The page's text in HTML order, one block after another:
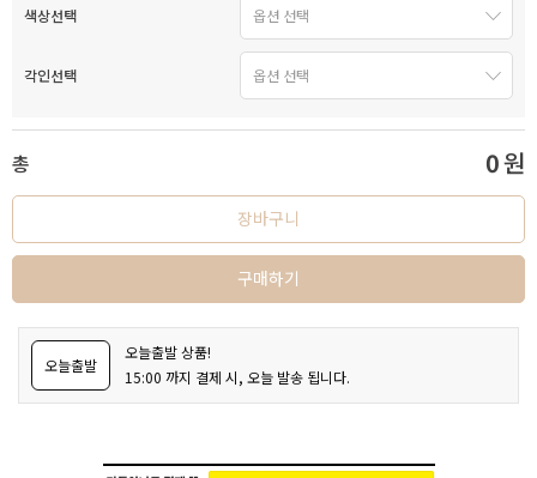
색상선택
각인선택
총 0원
장바구니
구매하기
오늘출발
오늘출발 상품!
15:00 까지 결제 시, 오늘 발송 됩니다.